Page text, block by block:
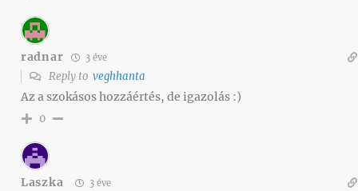
radnar 3 éve
Reply to veghhanta
Az a szokásos hozzáértés, de igazolás :)
0
Laszka 3 éve